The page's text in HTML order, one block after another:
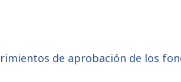
de aprobación de los